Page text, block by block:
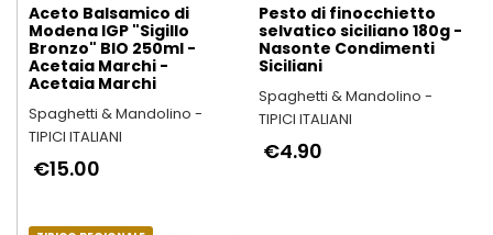
Aceto Balsamico di
Modena IGP "Sigillo
Bronzo" BIO 250ml -
Acetaia Marchi -
Acetaia Marchi
Spaghetti & Mandolino -
TIPICI ITALIANI
€15.00
Pesto di finocchietto
selvatico siciliano 180g -
Nasonte Condimenti
Siciliani
Spaghetti & Mandolino -
TIPICI ITALIANI
€4.90